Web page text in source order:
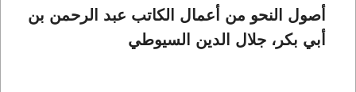
أصول النحو من أعمال الكاتب عبد الرحمن بن
أبي بكر، جلال الدين السيوطي